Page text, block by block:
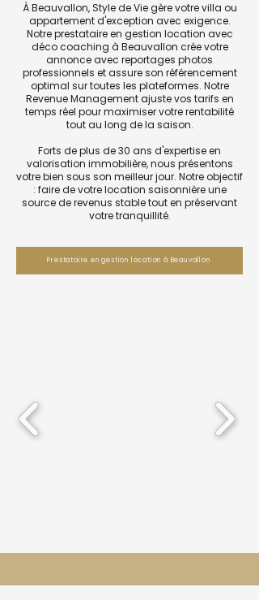
À Beauvallon, Style de Vie gère votre villa ou
appartement d'exception avec exigence.
Notre prestataire en gestion location avec
déco coaching à Beauvallon crée votre
annonce avec reportages photos
professionnels et assure son référencement
optimal sur toutes les plateformes. Notre
Revenue Management ajuste vos tarifs en
temps réel pour maximiser votre rentabilité
tout au long de la saison.
Forts de plus de 30 ans d'expertise en
valorisation immobilière, nous présentons
votre bien sous son meilleur jour. Notre objectif
: faire de votre location saisonnière une
source de revenus stable tout en préservant
votre tranquillité.
Prestataire en gestion location à Beauvallon